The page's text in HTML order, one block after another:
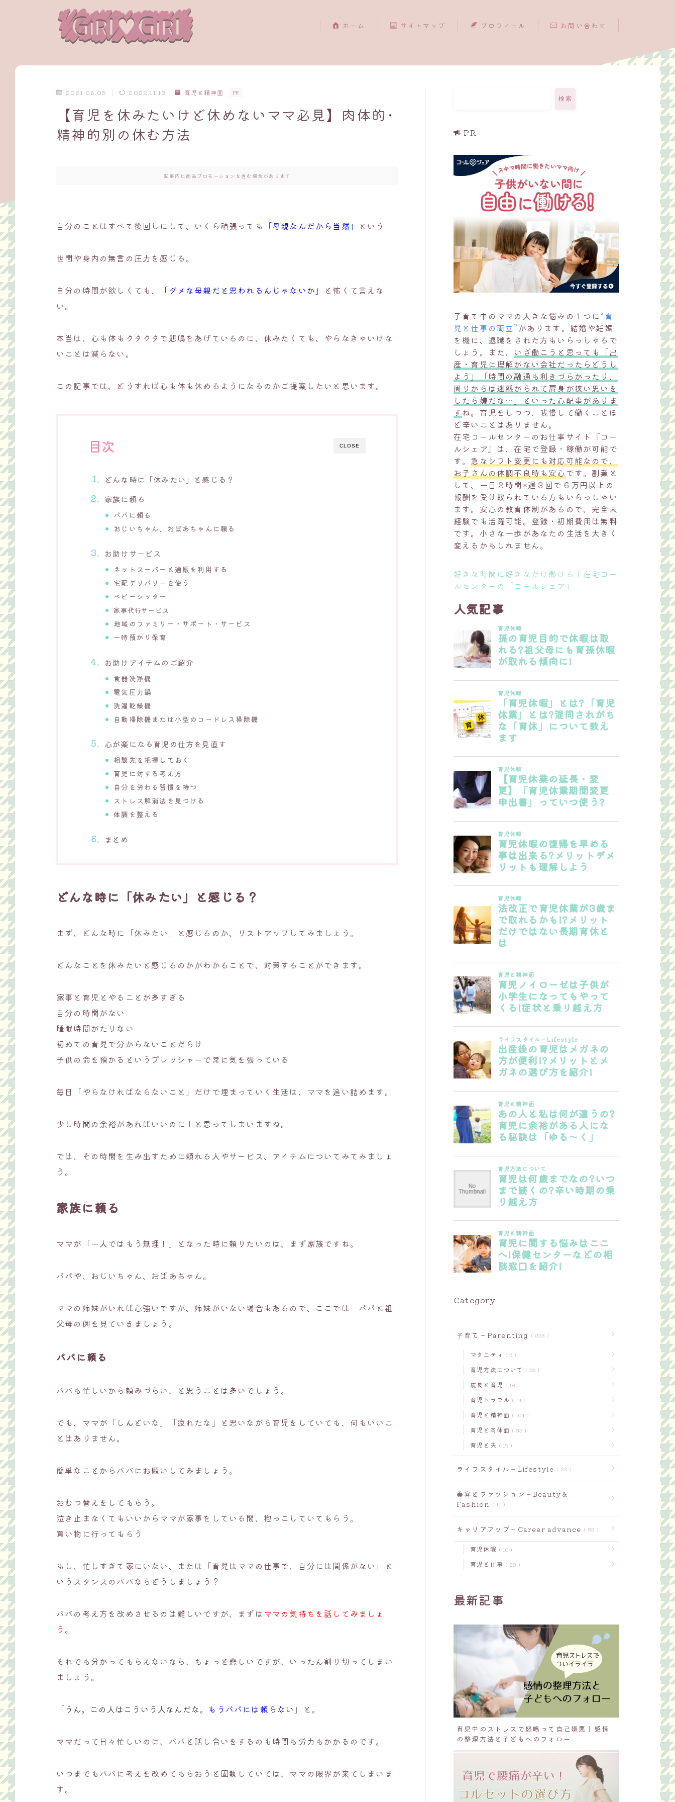
ホーム サイトマップ プロフィール お問い合わせ
2021.06.05 2022.11.13 育児と精神面 PR
【育児を休みたいけど休めないママ必見】肉体的･
精神的別の休む方法
記事内に商品プロモーションを含む場合があります
自分のことはすべて後回しにして、いくら頑張っても 「母親なんだから当然」 という
世間や身内の無言の圧力を感じる。
自分の時間が欲しくても、 「ダメな母親だと思われるんじゃないか」
と怖くて言えな
い。
本当は、心も体もクタクタで悲鳴をあげているのに、休みたくても、やらなきゃいけな
いことは減らない。
この記事では、どうすれば心も体も休めるようになるのかご提案したいと思います。
CLOSE
目次
どんな時に「休みたい」と感じる？
家族に頼る
パパに頼る
おじいちゃん、おばあちゃんに頼る
お助けサービス
ネットスーパーと通販を利用する
宅配デリバリーを使う
ベビーシッター
家事代行サービス
地域のファミリー・サポート・サービス
一時預かり保育
お助けアイテムのご紹介
食器洗浄機
電気圧力鍋
洗濯乾燥機
自動掃除機または小型のコードレス掃除機
心が楽になる育児の仕方を見直す
相談先を把握しておく
育児に対する考え方
自分を労わる習慣を持つ
ストレス解消法を見つける
体調を整える
まとめ
どんな時に「休みたい」と感じる？
まず、どんな時に「休みたい」と感じるのか、リストアップしてみましょう。
どんなことを休みたいと感じるのかがわかることで、対策することができます。
家事と育児とやることが多すぎる
自分の時間がない
睡眠時間がたりない
初めての育児で分からないことだらけ
子供の命を預かるというプレッシャーで常に気を張っている
毎日「やらなければならないこと」だけで埋まっていく生活は、ママを追い詰めます。
少し時間の余裕があればいいのに！と思ってしまいますね。
では、その時間を生み出すために頼れる人やサービス、アイテムについてみてみましょ
う。
家族に頼る
ママが「一人ではもう無理！」となった時に頼りたいのは、まず家族ですね。
パパや、おじいちゃん、おばあちゃん。
ママの姉妹がいれば心強いですが、姉妹がいない場合もあるので、ここでは パパと祖
父母の例を見ていきましょう。
パパに頼る
パパも忙しいから頼みづらい、と思うことは多いでしょう。
でも、ママが「しんどいな」「疲れたな」と思いながら育児をしていても、何もいいこ
とはありません。
簡単なことからパパにお願いしてみましょう。
おむつ替えをしてもらう。
泣き止まなくてもいいからママが家事をしている間、抱っこしていてもらう。
買い物に行ってもらう
もし、忙しすぎて家にいない、または「育児はママの仕事で、自分には関係がない」と
いうスタンスのパパならどうしましょう？
パパの考え方を改めさせるのは難しいですが、まずは ママの気持ちを話してみましょ
う。
それでも分かってもらえないなら、ちょっと悲しいですが、いったん割り切ってしまい
ましょう。
「うん。この人はこういう人なんだな。 もうパパには頼らない 」と。
ママだって日々忙しいのに、パパと話し合いをするのも時間も労力もかかるのです。
いつまでもパパに考えを改めてもらおうと固執していては、ママの限界が来てしまいま
す。
検索
PR
子育て中のママの大きな悩みの１つに“育
児と仕事の両立” があります。結婚や妊娠
を機に、退職をされた方もいらっしゃるで
しょう。また、 いざ働こうと思っても「出
産・育児に理解がない会社だったらどうし
よう」「時間の融通も利きづらかったり、
周りからは迷惑がられて肩身が狭い思いを
したら嫌だな…」といった心配事がありま
す ね。育児をしつつ、我慢して働くことほ
ど辛いことはありません。
在宅コールセンターのお仕事サイト『コー
ルシェア』は、在宅で登録・稼働が可能で
す。 急なシフト変更にも対応可能なので、
お子さんの体調不良時も安心 です。副業と
して、一日２時間×週３回で６万円以上の
報酬を受け取られている方もいらっしゃい
ます。安心の教育体制があるので、完全未
経験でも活躍可能。登録・初期費用は無料
です。小さな一歩があなたの生活を大きく
変えるかもしれません。
好きな時間に好きなだけ働ける！在宅コー
ルセンターの「コールシェア」
人気記事
Category
子育て－Parenting 253
マタニティ 5
育児方法について 59
成長と育児 18
育児トラブル 14
育児と精神面 104
育児と肉体面 35
育児と夫 19
ライフスタイル－Lifestyle 22
美容とファッション－Beauty＆
Fashion
11
キャリアアップ－Career advance 33
育児休暇 10
育児と仕事 23
最新記事
育児中のストレスで怒鳴って自己嫌悪｜感情
の整理方法と子どもへのフォロー